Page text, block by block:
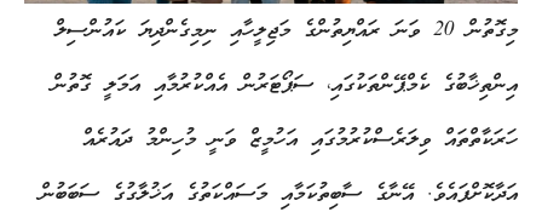
މިގޮތުން 20 ވަނަ ރައްޔިތުންގެ މަޖިލީހާއި ނިމިގެންދިޔަ ކައުންސިލް
އިންތިޚާބުގެ ކެމްޕޭންތަކުގައި، ސަޕޯޓަރުން އެއްކުރުމާއި އަމަލީ ގޮތުން
ހަރަކާތްތައް ވިލަރެސްކުރުމުގައި އަހުމީޒް ވަނީ މުހިންމު ދައުރެއް
އަދާކޮށްފައެވެ. އޭނާގެ ސާބިތުކަމާއި މަސައްކަތުގެ އަޚުލާގުގެ ސަބަބުން